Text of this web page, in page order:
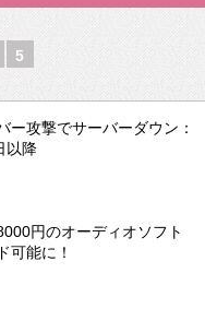
5
ー攻撃でサーバーダウン：
以降
円のオーディオソフト
可能に！